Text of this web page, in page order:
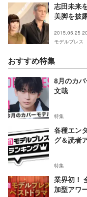
志田未来
美脚を披
2015.05.25
モデルプレス
おすすめ特集
8月のカ
文哉
特集
各種エン
グ＆読者
特集
業界初！
加型アワ